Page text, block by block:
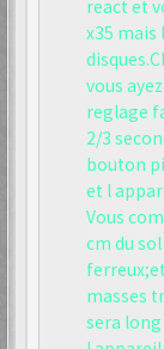
react et
x35 mais
vous
reglage
2/3
bouton
et l
Vous
cm du
masses
sera